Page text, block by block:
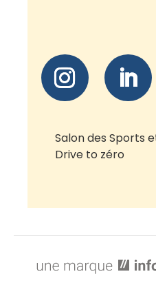
Salon des Sports
Drive to zéro